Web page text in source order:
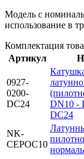
Модель с
использование в
Комплектация
Артикул
0927-
0200-
DC24
DN10 -
DC24
NK-
CEPOC10